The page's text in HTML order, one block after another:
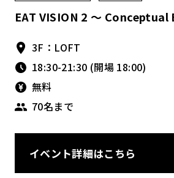
EAT VISION 2 〜 Conceptual
3F：LOFT
18:30-21:30 (開場 18:00)
無料
70名まで
イベント詳細はこちら